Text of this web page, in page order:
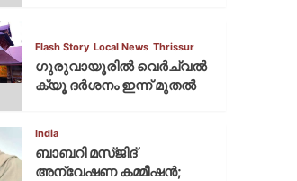
Flash Story Local News Thrissur
ഗുരുവായൂരില്‍ വെര്‍ച്വല്‍
ക്യൂ ദര്‍ശനം ഇന്ന് മുതല്‍
India
ബാബറി മസ്ജിദ്
അന്വേഷണ കമ്മീഷന്‍;